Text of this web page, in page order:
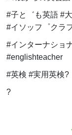
#子と゛も英語 #
#イソッフ゜クラ
#インターナショ
#englishteacher
#英検 #実用英検?
?